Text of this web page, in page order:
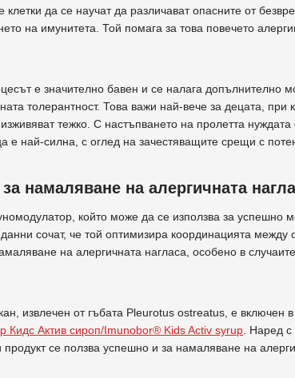
да се научат да различават опасните от
на имунитета. Той помага за това повечето
е значително бавен и се налага допълнително
толерантност. Това важи най-вече за децата, при
тежко. С настъпването на пролетта
е най-силна, с оглед на зачестяващите срещи с
намаляване на алергичната
който може да се използва за успешно
сочат, че той оптимизира координацията
на алергичната нагласа, особено в
извлечен от гъбата Pleurotus ostreatus, е включен
Кидс Актив сироп/Imunobor® Kids Activ syrup . Наред
се ползва успешно и за намаляване на